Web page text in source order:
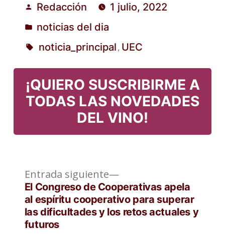
Publicado
por
Redacción 1 julio, 2022
Publicado
en
noticias del dia
noticia_principal , UEC
¡QUIERO SUSCRIBIRME A
TODAS LAS NOVEDADES
DEL VINO!
Navegación
de
entradas
Entrada siguiente
Entrada
siguiente:
El Congreso de Cooperativas apela
al espíritu cooperativo para superar
las dificultades y los retos actuales y
futuros